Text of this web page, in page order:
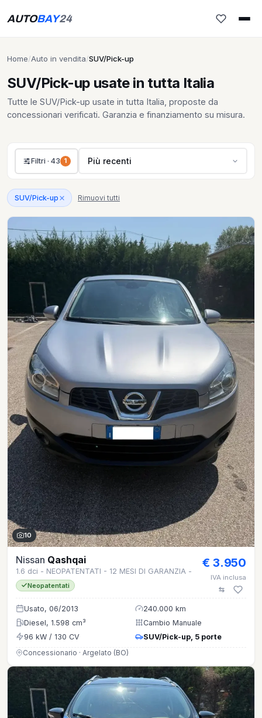
AUTOBAY24
Home/Auto in vendita/SUV/Pick-up
SUV/Pick-up usate in tutta Italia
Tutte le SUV/Pick-up usate in tutta Italia, proposte da
concessionari verificati. Garanzia e finanziamento su misura.
Filtri · 43 1 Più recenti
SUV/Pick-up Rimuovi tutti
10
Nissan Qashqai
1.6 dci - NEOPATENTATI - 12 MESI DI GARANZIA -
Neopatentati
€ 3.950
IVA inclusa
Usato, 06/2013
240.000 km
Diesel, 1.598 cm³
Cambio Manuale
96 kW / 130 CV
SUV/Pick-up, 5 porte
Concessionario · Argelato (BO)